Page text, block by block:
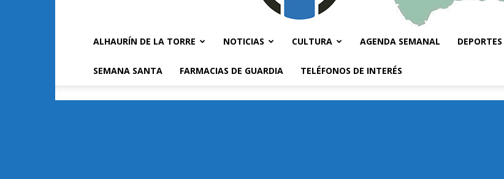
ALHAURÍN DE LA TORRE NOTICIAS CULTURA AGENDA SEMANAL DEPORTES
SEMANA SANTA FARMACIAS DE GUARDIA TELÉFONOS DE INTERÉS